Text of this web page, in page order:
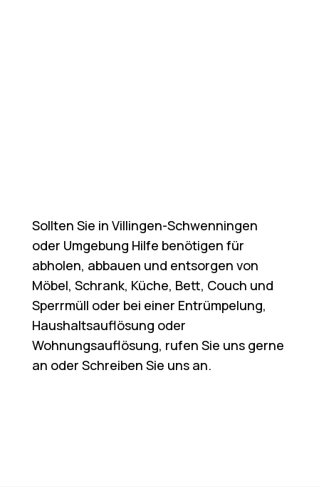
Sollten Sie in Villingen-Schwenningen
oder Umgebung Hilfe benötigen für
abholen, abbauen und entsorgen von
Möbel, Schrank, Küche, Bett, Couch und
Sperrmüll oder bei einer Entrümpelung,
Haushaltsauflösung oder
Wohnungsauflösung, rufen Sie uns gerne
an oder Schreiben Sie uns an.